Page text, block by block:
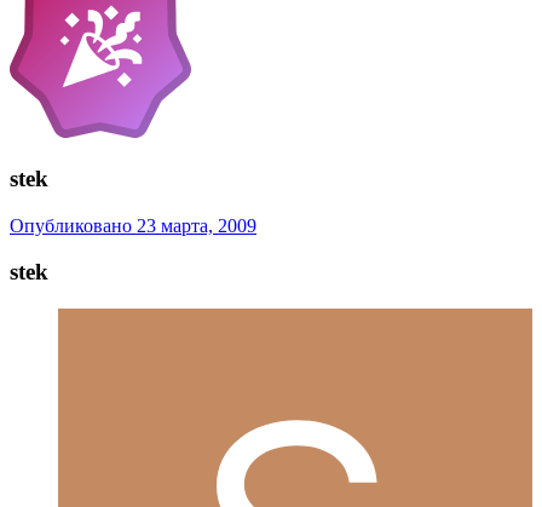
stek
Опубликовано 23 марта, 2009
stek